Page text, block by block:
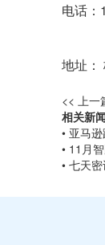
电话：
地址：
<< 上一
相关新
• 亚马
• 11月
• 七天